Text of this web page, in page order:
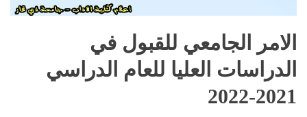
الامر الجامعي للقبول في
الدراسات العليا للعام الدراسي
2021-2022